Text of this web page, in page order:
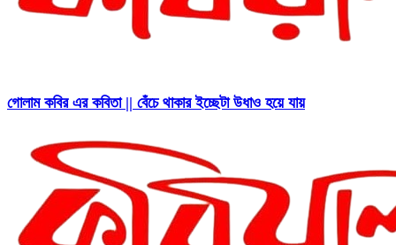
গোলাম কবির এর কবিতা || বেঁচে থাকার ইচ্ছেটা উধাও হয়ে যায়